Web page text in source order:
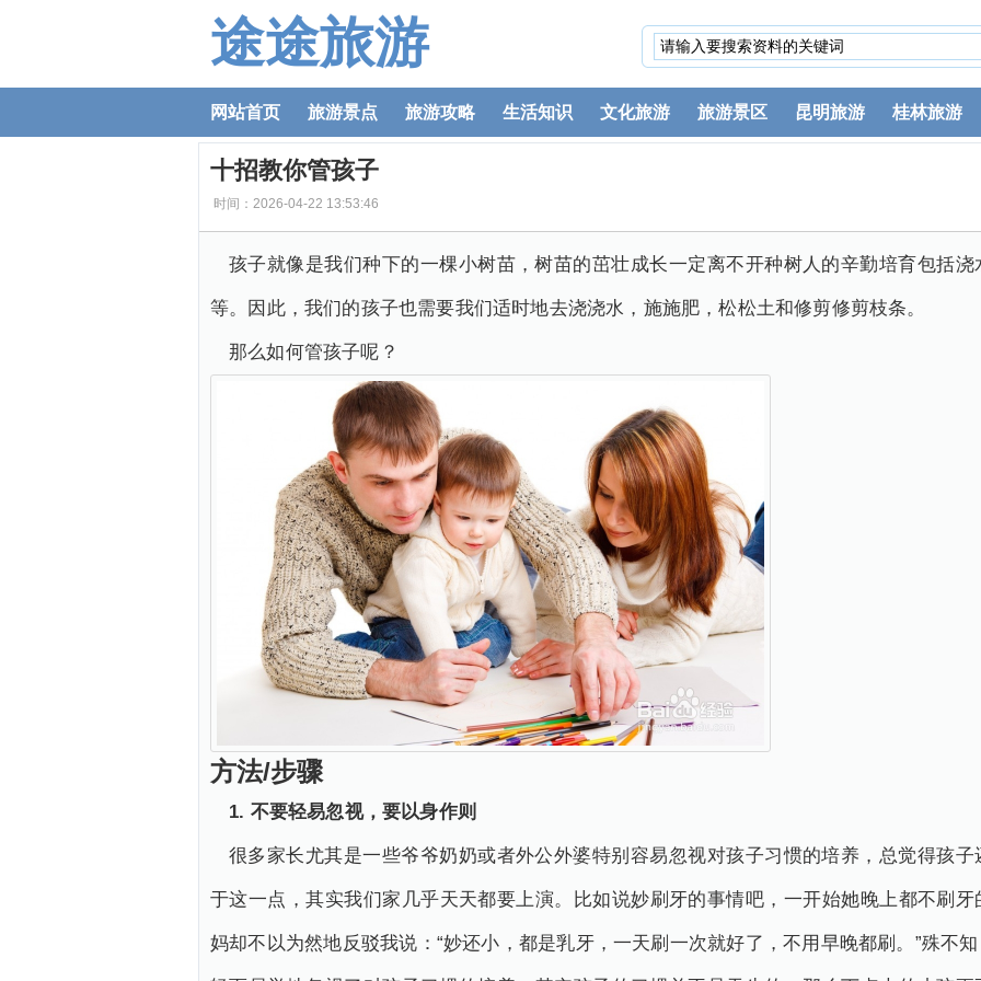
途途旅游
网站首页 旅游景点 旅游攻略 生活知识 文化旅游 旅游景区 昆明旅游 桂林旅游
十招教你管孩子
时间：2026-04-22 13:53:46
孩子就像是我们种下的一棵小树苗，树苗的茁壮成长一定离不开种树人的辛勤培育包括
等。因此，我们的孩子也需要我们适时地去浇浇水，施施肥，松松土和修剪修剪枝条。
那么如何管孩子呢？
方法/步骤
1. 不要轻易忽视，要以身作则
很多家长尤其是一些爷爷奶奶或者外公外婆特别容易忽视对孩子习惯的培养，总觉得孩
于这一点，其实我们家几乎天天都要上演。比如说妙刷牙的事情吧，一开始她晚上都不刷
妈却不以为然地反驳我说：“妙还小，都是乳牙，一天刷一次就好了，不用早晚都刷。”殊不